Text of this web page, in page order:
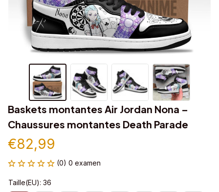
Baskets montantes Air Jordan Nona –
Chaussures montantes Death Parade
€82,99
(0) 0 examen
Taille(EU): 36